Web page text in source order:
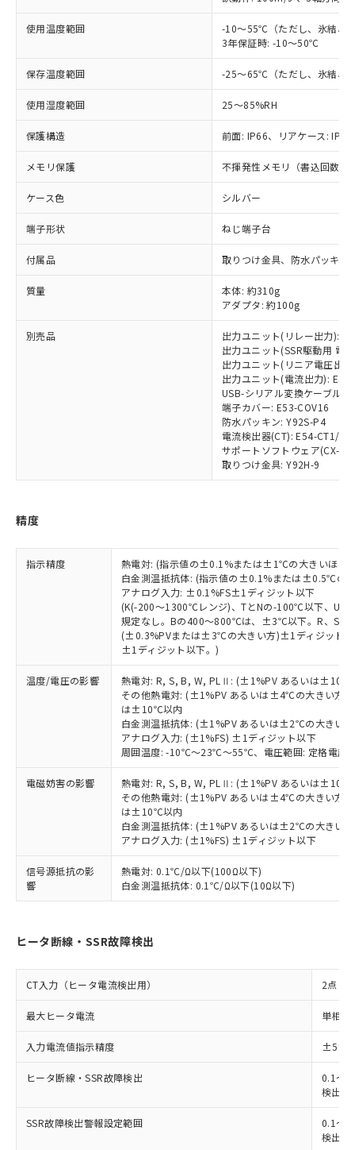
使用温度範囲
-10～55℃（ただし、氷結、
3年保証時: -10～50℃
保存温度範囲 -25～65℃（ただし、氷結、
使用湿度範囲 25～85%RH
保護構造 前面: IP66、リアケース:
メモリ保護 不揮発性メモリ（書込回数:
ケース色 シルバー
端子形状 ねじ端子台
付属品 取りつけ金具、防水パッキン
質量
本体: 約310g
アダプタ: 約100g
別売品
出力ユニット(リレー出力):
出力ユニット(SSR駆動用 電
出力ユニット(リニア電圧出
出力ユニット(電流出力):
USB-シリアル変換ケーブル:
端子カバー: E53-COV16
防水パッキン: Y92S-P4
電流検出器(CT): E54-CT1/
サポートソフトウェア(CX-
取りつけ金具: Y92H-9
精度
指示精度
熱電対: (指示値の±0.1%または±1℃の大きいほう
白金測温抵抗体: (指示値の±0.1%または±0.5℃の
アナログ入力: ±0.1%FS±1ディジット以下
(K(-200～1300℃レンジ)、TとNの-100℃以下、U
規定なし。Bの400～800℃は、±3℃以下。R、S
(±0.3%PVまたは±3℃の大きい方)±1ディジット
±1ディジット以下。)
温度/電圧の影響
熱電対: R, S, B, W, PLⅡ: (±1%PV あるいは±10℃
その他熱電対: (±1%PV あるいは±4℃の大きい方
は±10℃以内
白金測温抵抗体: (±1%PV あるいは±2℃の大きい
アナログ入力: (±1%FS) ±1ディジット以下
周囲温度: -10℃～23℃～55℃、電圧範囲: 定格電圧
電磁妨害の影響
熱電対: R, S, B, W, PLⅡ: (±1%PV あるいは±10℃
その他熱電対: (±1%PV あるいは±4℃の大きい方
は±10℃以内
白金測温抵抗体: (±1%PV あるいは±2℃の大きい
アナログ入力: (±1%FS) ±1ディジット以下
信号源抵抗の影
響
熱電対: 0.1℃/Ω以下(100Ω以下)
白金測温抵抗体: 0.1℃/Ω以下(10Ω以下)
ヒータ断線・SSR故障検出
CT入力（ヒータ電流検出用） 2点
最大ヒータ電流 単相ま
入力電流値指示精度
ヒータ断線・SSR故障検出
0.1～
検出最
SSR故障検出警報設定範囲
0.1～
検出最
本サービスは、当社制御機器事業取扱
(税抜)を提供させていただくもので
当社制御機器事業取扱商品の中には、
本サービスの対象外となる商品もある
在庫状況および標準価格照会結果は、
記載している更新日時点での社内デー
タに基づき作成されるものであり、閲
覧された時点での実際の在庫および標
準価格とは異なる場合があることをご
正式な納期状況および標準価格はお客
様のお取引先、またはお客様担当のオ
ムロン制御機器販売店・当社販売員に
オムロン制御機器販売店や当社販売拠
」をご確認
在庫状況および標準価格結果を当社の
事前の承諾なく第三者に漏洩または開
示しないようお願いします。
マイパーツ機能（部品リスト作成サー
ビス）をご利用いただくには、I-Web
メンバーズにご登録されている必要が
お客様が当ウェブサイト上で当社にご
登録された部品リストについて、当社
※当社の共同利用者とは、"個人情報
の共同利用に関して"
の「1.共同利
用者の範囲」に記載されている法人を
指します。
非含有の対応状況を調査中または確認中の
商品です。
非該当品：ライセンス料など無形物で、有
害物質有無と関係のない商品です。
仕入先様の事情により、非含有部品として
むを得ず変更することがあります。
ミウム(Cd) 100ppm以下、
六価クロム(Cr(Ⅵ)) 1000ppm以下、ポリ臭化ビフェニル
類(PBB) 1000ppm以下、ポリ臭化ジフェニルエーテル類
(PBDE) 1000ppm以下、フタル酸ビス(2-エチルヘキシ
ル) (DEHP)(別名：DOP) 1000ppm以下、フタル酸ブチ
ルベンジル（BBP） 1000ppm以下、フタル酸ジブチル
（DBP） 1000ppm以下、フタル酸ジイソブチル
但し、RoHS指令で産業用監視および制御機器に対する
フタル酸エステル類の４物質については閾値を超える意
図的な使用がないことを確認しています。
部品在庫の切り替え状況などにより、予定
月が前後することがあります。
※3 非含有証明書ダウンロード
EU RoHS指令（10物質）の非含有証明書
51物質の非含有証明書（当社基準）
※本証明書は発行日時点で非含有を証明す
るもので、過去に遡って非含有を証明する
ものではありません。
また、RoHS指令のフタル酸エステル類４
物質の対応では、対応完了までの期間は出
荷製品に未対応品が混在することから備考
欄に対応日を記載しておりました。
既に当社にて対応品への在庫切替を完了
していることから、特段のことがない限
り、2022年1月12日より割愛しておりま
「○」：最大均質材料含有率が中国RoHSの
基準値以下であることを示します。
「×」：最大均質材料含有率が中国RoHSの
基準値を超えていることを示します。
「－」：未確認です。当社販売部門へお問
*中国RoHS10物質の基準値 (GB/T26572)：
Pb(鉛) :1000ppm、 Hg(水銀) : 1000ppm、 Cd(カドミウ
Cr(Ⅵ)(六価クロム) : 1000ppm、 PBBs(ポリ臭化ビフェ
DBP(フタル酸ジブチル) : 1000ppm、 DIBP(フタル酸ジ
イソブチル) : 1000ppm、 BBP(フタル酸ブチルベンジ
DEHP(フタル酸ビス(2-エチルヘキシル)) : 1000ppm
「ｅ」：有害物質（10物質）のすべてが基
準値以下であることを示します。
「10」：通常の使用状況下において有害物
質が外部に漏えいし、環境に深刻な影響を
及ぼさない年数を意味します。
「－」：未確認です。当社販売部門へお問
当社は、これら貴社製品のうち、外国
（以下｢規制貨物等」という）を輸出
または国外への提供する場合は、日本
国政府の輸出許可(または役務取引許
可)を取得するなどの必要な手続きを
当社は規制貨物を破棄する場合は、完
全に破砕するなど、違法に輸出されな
いよう必要な手段を講じます。
当社は貴社製品を、核兵器、ミサイ
ル、化学兵器、生物兵器またはその他
武器並びにこれらの製造装置等に一切
当社は、貴社製品を第三者に販売する
場合は、上記1、2および3の内容を当
該第三者に通知します。また当社は、
販売先および販売に係わる関係者が違
法に輸出するおそれがある場合は、取
一定数には満たないが在庫あり
在庫なし(最新の在庫状況につ
いては、お客様のお取引先、ま
たはお客様担当のオムロン制御
機器販売店・当社販売員にご確
受注生産機種、また在庫状況の
情報を公開していない機種